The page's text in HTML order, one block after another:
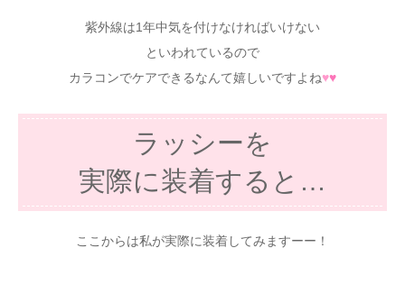
紫外線は1年中気を付けなければいけない
といわれているので
カラコンでケアできるなんて嬉しいですよね♥♥
ラッシーを
実際に装着すると…
ここからは私が実際に装着してみますーー！